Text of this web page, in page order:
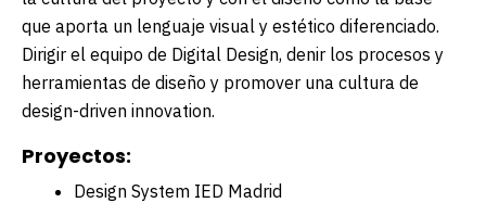
que aporta un lenguaje visual y estético diferenciado.
Dirigir el equipo de Digital Design, definir los procesos y
herramientas de diseño y promover una cultura de
design-driven innovation.
Proyectos:
Design System IED Madrid